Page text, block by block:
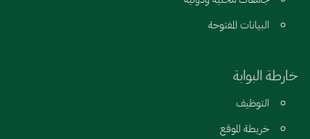
البيانات المفتوحة
خارطة البوابة
التوظيف
خريطة الموقع